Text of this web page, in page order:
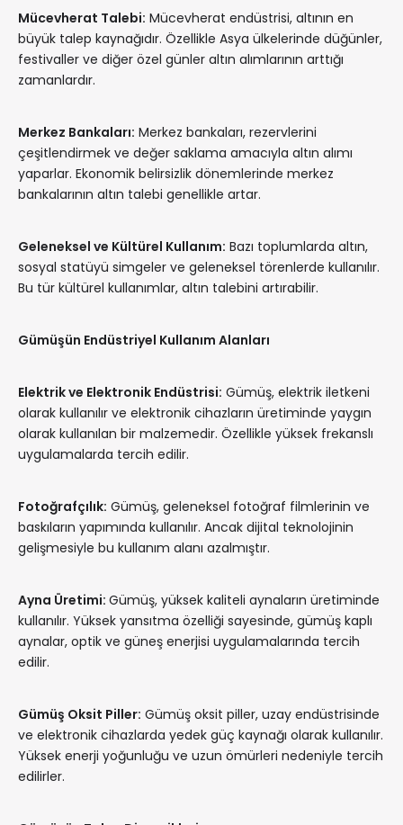
Mücevherat Talebi: Mücevherat endüstrisi, altının en
büyük talep kaynağıdır. Özellikle Asya ülkelerinde düğünler,
festivaller ve diğer özel günler altın alımlarının arttığı
zamanlardır.
Merkez Bankaları: Merkez bankaları, rezervlerini
çeşitlendirmek ve değer saklama amacıyla altın alımı
yaparlar. Ekonomik belirsizlik dönemlerinde merkez
bankalarının altın talebi genellikle artar.
Geleneksel ve Kültürel Kullanım: Bazı toplumlarda altın,
sosyal statüyü simgeler ve geleneksel törenlerde kullanılır.
Bu tür kültürel kullanımlar, altın talebini artırabilir.
Gümüşün Endüstriyel Kullanım Alanları
Elektrik ve Elektronik Endüstrisi: Gümüş, elektrik iletkeni
olarak kullanılır ve elektronik cihazların üretiminde yaygın
olarak kullanılan bir malzemedir. Özellikle yüksek frekanslı
uygulamalarda tercih edilir.
Fotoğrafçılık: Gümüş, geleneksel fotoğraf filmlerinin ve
baskıların yapımında kullanılır. Ancak dijital teknolojinin
gelişmesiyle bu kullanım alanı azalmıştır.
Ayna Üretimi: Gümüş, yüksek kaliteli aynaların üretiminde
kullanılır. Yüksek yansıtma özelliği sayesinde, gümüş kaplı
aynalar, optik ve güneş enerjisi uygulamalarında tercih
edilir.
Gümüş Oksit Piller: Gümüş oksit piller, uzay endüstrisinde
ve elektronik cihazlarda yedek güç kaynağı olarak kullanılır.
Yüksek enerji yoğunluğu ve uzun ömürleri nedeniyle tercih
edilirler.